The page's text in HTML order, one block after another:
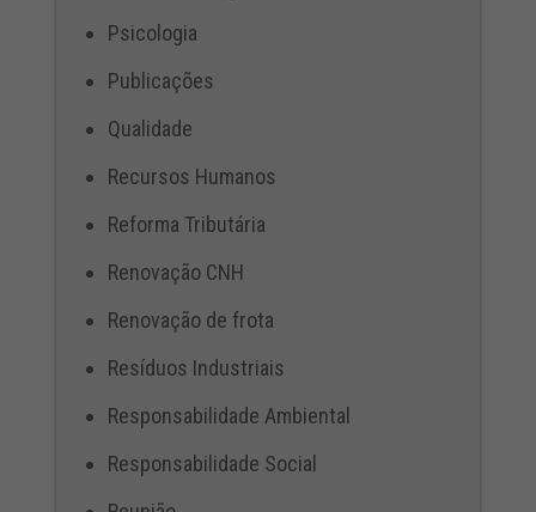
Psicologia
Publicações
Qualidade
Recursos Humanos
Reforma Tributária
Renovação CNH
Renovação de frota
Resíduos Industriais
Responsabilidade Ambiental
Responsabilidade Social